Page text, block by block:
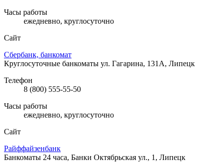
Часы работы
ежедневно, круглосуточно
Сайт
Сбербанк, банкомат
Круглосуточные банкоматы ул. Гагарина, 131А, Липецк
Телефон
8 (800) 555-55-50
Часы работы
ежедневно, круглосуточно
Сайт
Райффайзенбанк
Банкоматы 24 часа, Банки Октябрьская ул., 1, Липецк